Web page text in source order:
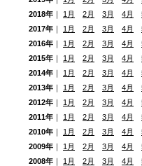
2018年 ｜ 1月 2月 3月 4月
2017年 ｜ 1月 2月 3月 4月
2016年 ｜ 1月 2月 3月 4月
2015年 ｜ 1月 2月 3月 4月
2014年 ｜ 1月 2月 3月 4月
2013年 ｜ 1月 2月 3月 4月
2012年 ｜ 1月 2月 3月 4月
2011年 ｜ 1月 2月 3月 4月
2010年 ｜ 1月 2月 3月 4月
2009年 ｜ 1月 2月 3月 4月
2008年 ｜ 1月 2月 3月 4月